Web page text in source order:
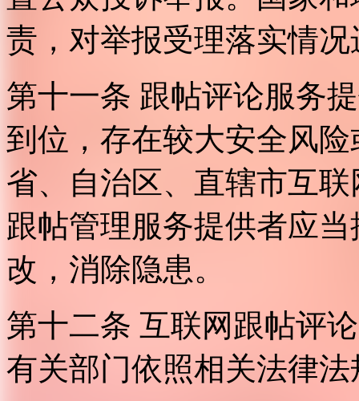
责，对举报受理落实情
第十一条 跟帖评论服务
到位，存在较大安全风
省、自治区、直辖市互
跟帖管理服务提供者应
改，消除隐患。
第十二条 互联网跟帖评
有关部门依照相关法律